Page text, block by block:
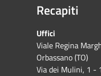
Recapiti
Uffici
Viale Regina
Orbassano (TO)
Via dei Mulini, 1 -